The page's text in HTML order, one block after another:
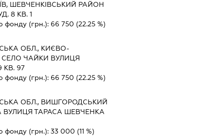
ШЕВЧЕНКІВСЬКИЙ РАЙОН
8 КВ. 1
фонду (грн.): 66 750 (22.25 %)
ОБЛ., КИЄВО-
ЧАЙКИ ВУЛИЦЯ
97
фонду (грн.): 66 750 (22.25 %)
ОБЛ., ВИШГОРОДСЬКИЙ
ВУЛИЦЯ ТАРАСА ШЕВЧЕНКА
фонду (грн.):33 000 (11 %)